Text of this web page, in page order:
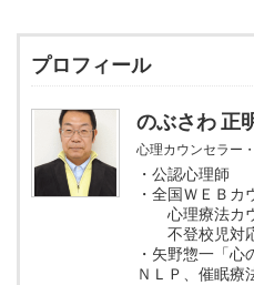
プロフィール
のぶさわ 正
心理カウンセラー
・公認心理師
・全国ＷＥＢカ
心理療法カ
不登校児対応
・矢野惣一「心
ＮＬＰ、催眠療